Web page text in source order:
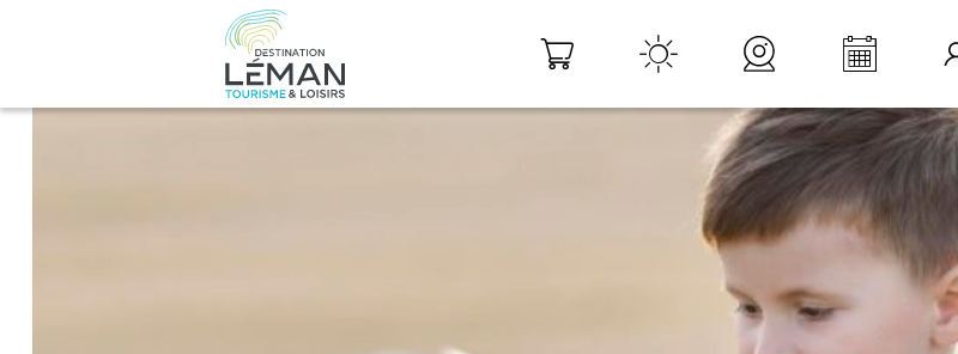
DESTINATION LÉMAN